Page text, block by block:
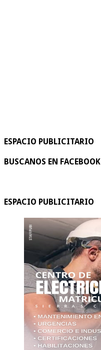
ESPACIO PUBLICITARIO
BUSCANOS EN FACEBOOK
ESPACIO PUBLICITARIO